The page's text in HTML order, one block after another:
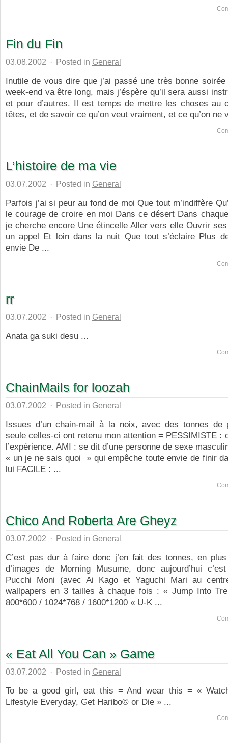
Fin du Fin
03.08.2002 · Posted in General
Inutile de vous dire que j’ai passé une très bonne
week-end va être long, mais j’éspère qu’il sera aussi
et pour d’autres. Il est temps de mettre les choses au
têtes, et de savoir ce qu’on veut vraiment, et ce qu’on ne
L’histoire de ma vie
03.07.2002 · Posted in General
Parfois j’ai si peur au fond de moi Que tout m’indiffère
le courage de croire en moi Dans ce désert Dans
je cherche encore Une étincelle Aller vers elle Ouvrir
un appel Et loin dans la nuit Que tout s’éclaire Plus
envie De ...
rr
03.07.2002 · Posted in General
Anata ga suki desu ...
ChainMails for loozah
03.07.2002 · Posted in General
Issues d’un chain-mail à la noix, avec des tonnes de
seule celles-ci ont retenu mon attention = PESSIMISTE :
l’expérience. AMI : se dit d’une personne de sexe
« un je ne sais quoi » qui empêche toute envie de finir
lui FACILE : ...
Chico And Roberta Are Gheyz
03.07.2002 · Posted in General
C’est pas dur à faire donc j’en fait des tonnes, en
d’images de Morning Musume, donc aujourd’hui
Pucchi Moni (avec Ai Kago et Yaguchi Mari au
wallpapers en 3 tailles à chaque fois : « Jump Into
800*600 / 1024*768 / 1600*1200 « U-K ...
« Eat All You Can » Game
03.07.2002 · Posted in General
To be a good girl, eat this = And wear this = «
Lifestyle Everyday, Get Haribo© or Die » ...